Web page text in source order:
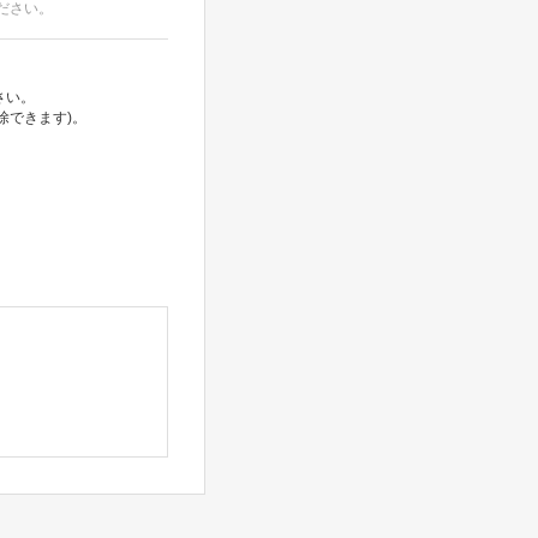
い。
。
きます)。